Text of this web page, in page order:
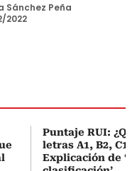
Sánchez Peña
2022
Puntaje RUI:
letras A1, B2, C1
Explicación de